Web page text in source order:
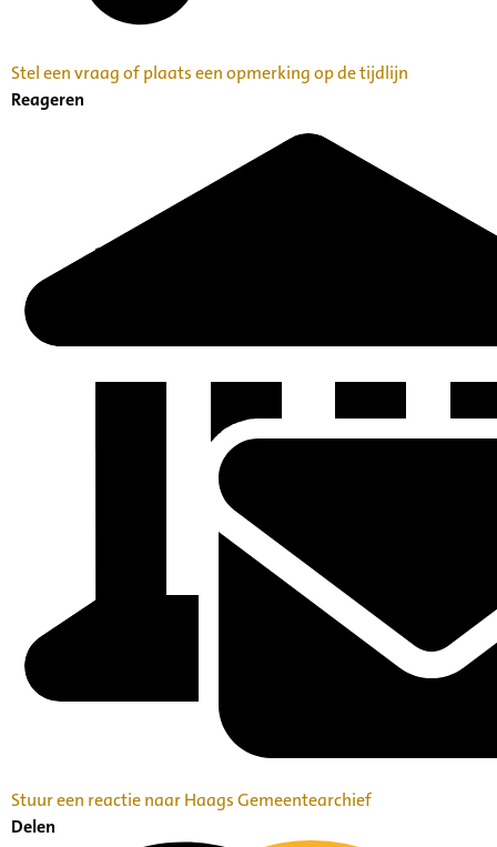
Stel een vraag of plaats een opmerking op de tijdlijn
Reageren
Stuur een reactie naar Haags Gemeentearchief
Delen